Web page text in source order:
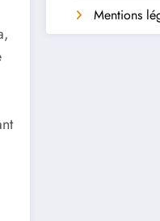
Mentions